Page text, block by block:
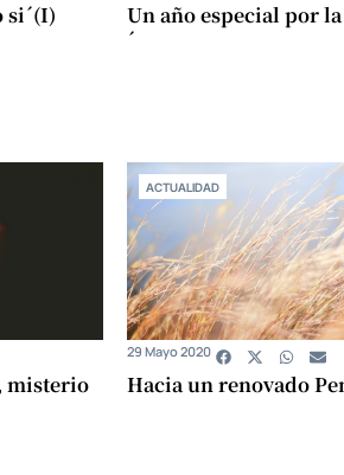
si´(I)
Un año especial por
´
misterio
ACTUALIDAD
Hacia un renovado
29 Mayo 2020